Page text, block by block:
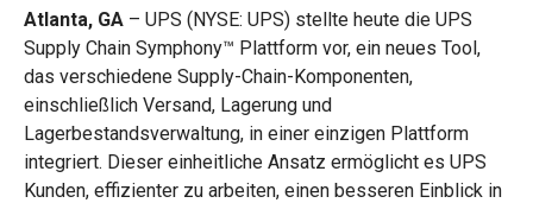
Atlanta, GA – UPS (NYSE: UPS) stellte heute die UPS
Supply Chain Symphony™ Plattform vor, ein neues Tool,
das verschiedene Supply-Chain-Komponenten,
einschließlich Versand, Lagerung und
Lagerbestandsverwaltung, in einer einzigen Plattform
integriert. Dieser einheitliche Ansatz ermöglicht es UPS
Kunden, effizienter zu arbeiten, einen besseren Einblick in